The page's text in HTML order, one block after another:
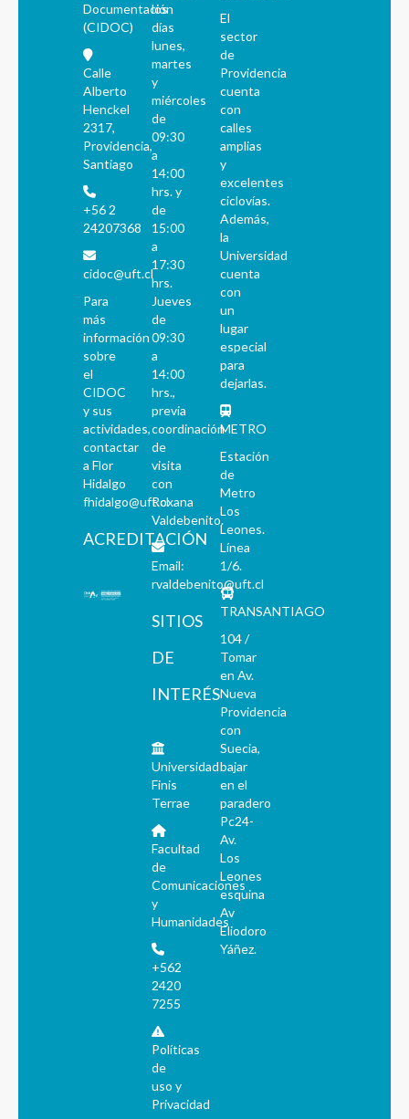
Documentación
(CIDOC)
Calle
Alberto
Henckel
2317,
Providencia,
Santiago
+56 2
24207368
cidoc@uft.cl
Para
más
información
sobre
el
CIDOC
y sus
actividades,
contactar
a Flor
Hidalgo
fhidalgo@uft.cl
ACREDITACIÓN
los
días
lunes,
martes
y
miércoles
de
09:30
a
14:00
hrs. y
de
15:00
a
17:30
hrs.
Jueves
de
09:30
a
14:00
hrs.,
previa
coordinación
de
visita
con
Roxana
Valdebenito.
Email:
rvaldebenito@uft.cl
SITIOS
DE
INTERÉS
Universidad
Finis
Terrae
Facultad
de
Comunicaciones
y
Humanidades
+562
2420
7255
Políticas
de
uso y
Privacidad
El
sector
de
Providencia
cuenta
con
calles
amplias
y
excelentes
ciclovías.
Además,
la
Universidad
cuenta
con
un
lugar
especial
para
dejarlas.
METRO
Estación
de
Metro
Los
Leones.
Línea
1/6.
TRANSANTIAGO
104 /
Tomar
en Av.
Nueva
Providencia
con
Suecia,
bajar
en el
paradero
Pc24-
Av.
Los
Leones
esquina
Av
Eliodoro
Yáñez.